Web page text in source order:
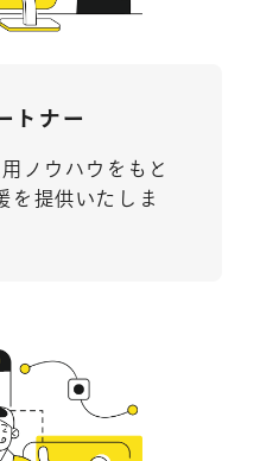
トナー
ノウハウをもと
を提供いたしま